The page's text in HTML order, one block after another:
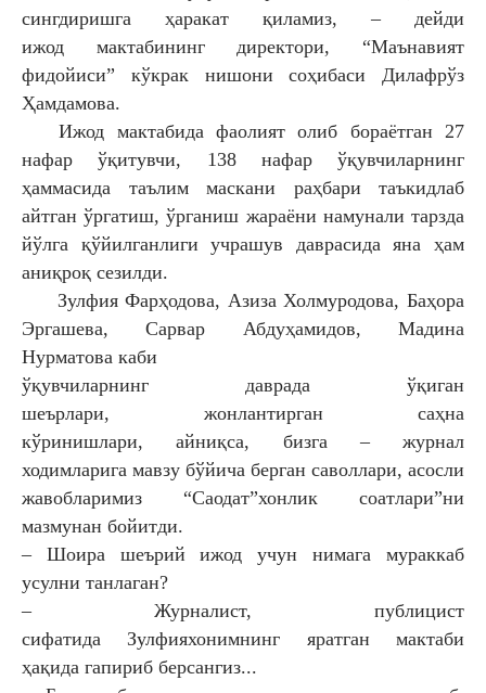
сингдиришга ҳаракат қиламиз, – дейди
ижод мактабининг директори, “Маънавият
фидойиси” кўкрак нишони соҳибаси Дилафрўз
Ҳамдамова.
Ижод мактабида фаолият олиб бораётган 27
нафар ўқитувчи, 138 нафар ўқувчиларнинг
ҳаммасида таълим маскани раҳбари таъкидлаб
айтганўргатиш, ўрганиш жараёни намуналитарзда
йўлга қўйилганлиги учрашув даврасида яна ҳам
аниқроқ сезилди.
Зулфия Фарҳодова, Азиза Холмуродова, Баҳора
Эргашева, Сарвар Абдуҳамидов, Мадина
Нурматова каби
ўқувчиларнинг даврада ўқиган
шеърлари, жонлантирган саҳна
кўринишлари,айниқса, бизга – журнал
ходимларига мавзу бўйича берган саволлари, асосли
жавобларимиз “Саодат”хонлик соатлари”ни
мазмунан бойитди.
– Шоира шеърий ижод учун нимага мураккаб
усулни танлаган?
– Журналист, публицист
сифатида Зулфияхонимнинг яратган мактаби
ҳақида гапириб берсангиз...